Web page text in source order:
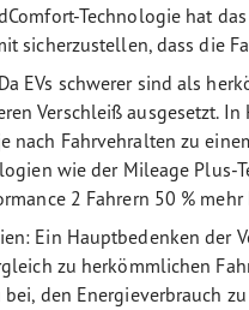
Technologie hat
sicherzustellen, dass die
EVs schwerer sind als
Verschleiß ausgesetzt.
nach Fahrvehralten zu
wie der Mileage Plus-
2 Fahrern 50 %
Ein Hauptbedenken der
zu herkömmlichen
den Energieverbrauch